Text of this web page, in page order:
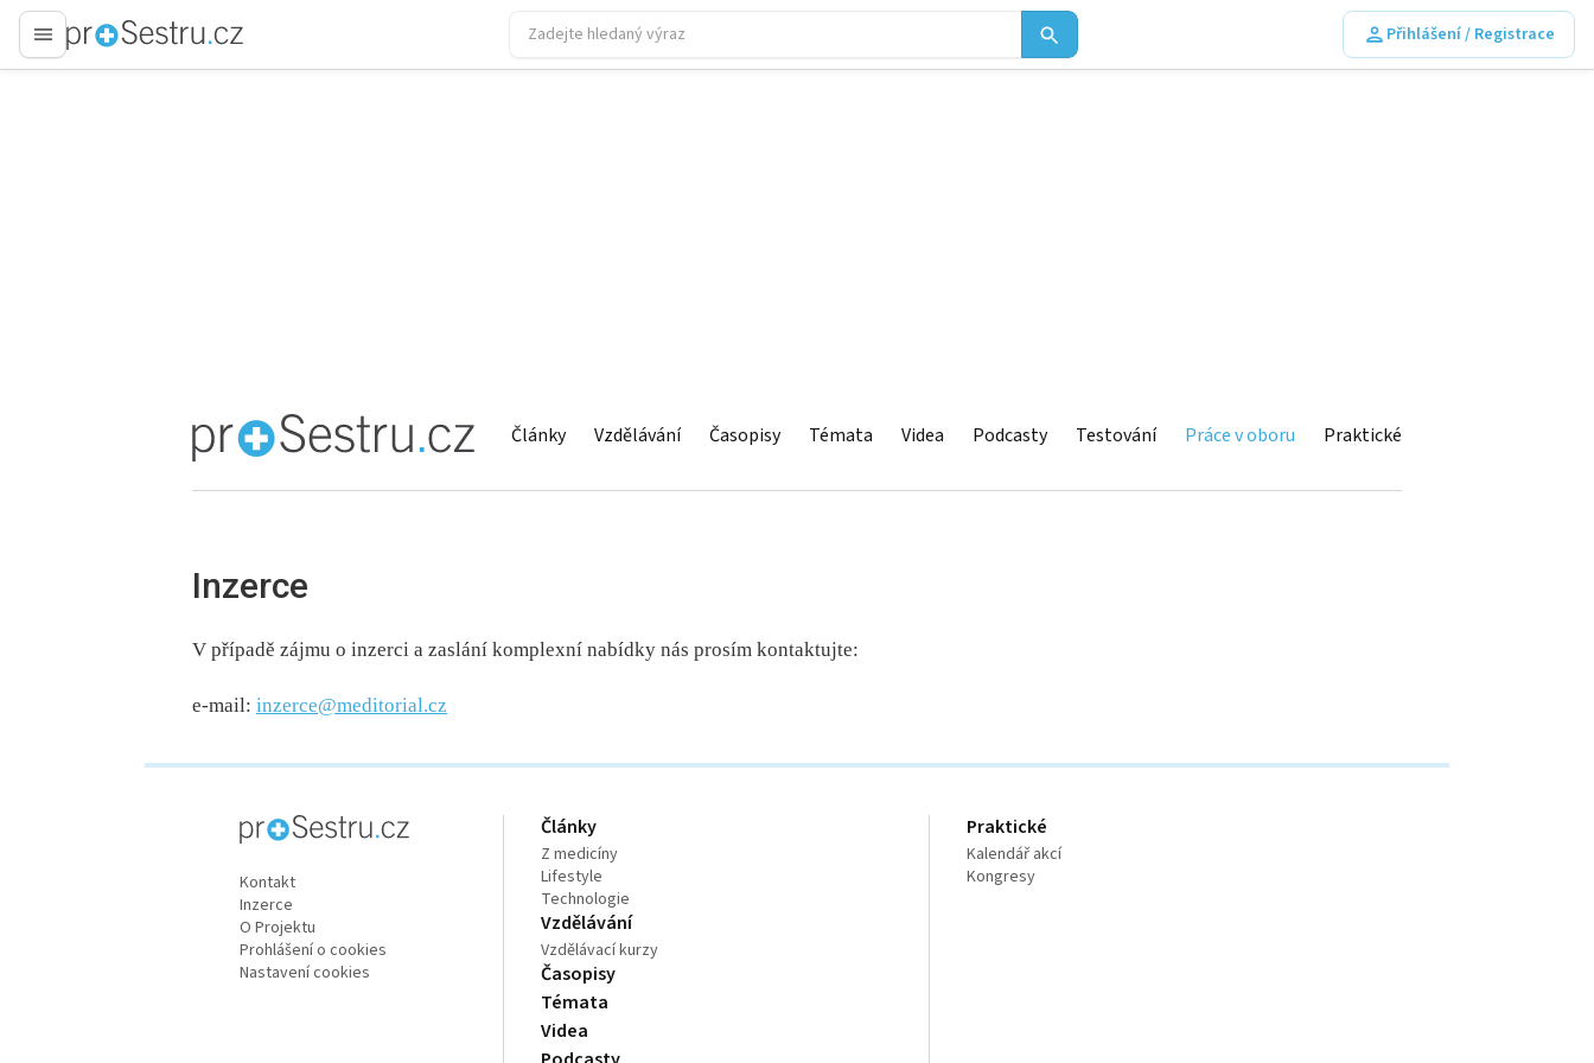
proLékaře.cz
Přihlášení / Registrace
proLékaře.cz Články Vzdělávání Časopisy Témata Videa Podcasty Testování Práce v oboru Praktické
Inzerce
V případě zájmu o inzerci a zaslání komplexní nabídky nás prosím kontaktujte:
e-mail: inzerce@meditorial.cz
Kontakt
Inzerce
O Projektu
Prohlášení o cookies
Nastavení cookies
Články
Z medicíny
Lifestyle
Technologie
Vzdělávání
Vzdělávací kurzy
Časopisy
Témata
Videa
Praktické
Kalendář akcí
Kongresy